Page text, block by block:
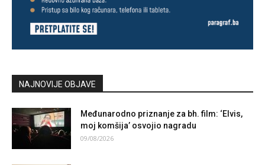
NAJNOVIJE OBJAVE
Međunarodno priznanje za bh. film: ‘Elvis,
moj komšija’ osvojio nagradu
09/08/2026